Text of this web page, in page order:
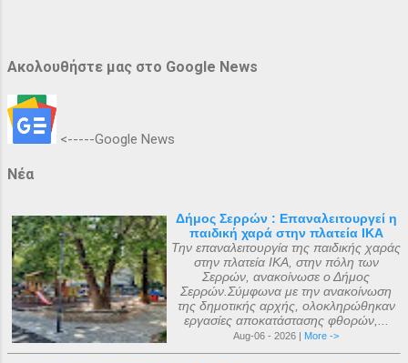
Ακολουθήστε μας στο Google News
<-----Google News
Νέα
Δήμος Σερρών : Επαναλειτουργεί η
παιδική χαρά στην πλατεία ΙΚΑ
Την επαναλειτουργία της παιδικής χαράς
στην πλατεία ΙΚΑ, στην πόλη των
Σερρών, ανακοίνωσε ο Δήμος
Σερρών.Σύμφωνα με την ανακοίνωση
της δημοτικής αρχής, ολοκληρώθηκαν
εργασίες αποκατάστασης φθορών,...
Aug-06 - 2026 | More ->